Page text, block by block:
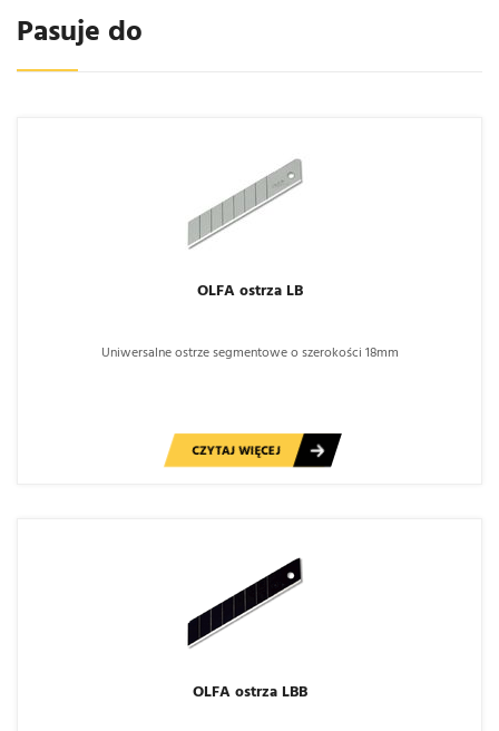
Pasuje do
OLFA ostrza LB
Uniwersalne ostrze segmentowe o szerokości 18mm
CZYTAJ WIĘCEJ
OLFA ostrza LBB